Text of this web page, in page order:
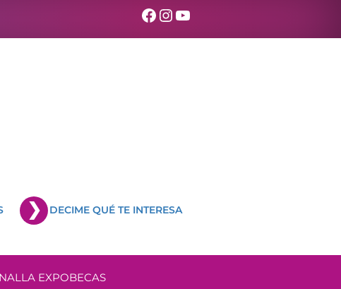
Facebook
Instagram
YouTube
DECIME QUÉ TE INTERESA
LA EXPOBECAS